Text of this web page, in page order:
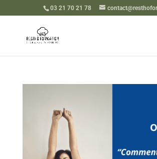
03 21 70 21 78